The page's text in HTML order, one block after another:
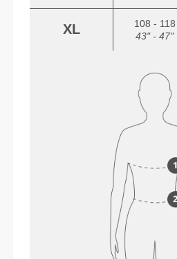
XL
108 - 118
43" - 47"